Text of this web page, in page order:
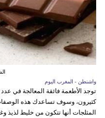
واشنطن - المغرب اليوم
توجد الأطعمة فائقة المعالجة في
كثيرون، وسوف تساعدك هذه
المثلجات أنها تتكون من خليط لذيذ